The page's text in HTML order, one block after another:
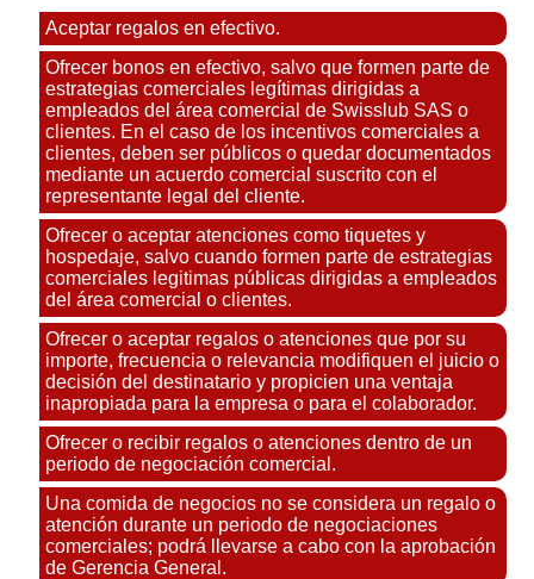
Aceptar regalos en efectivo.
Ofrecer bonos en efectivo, salvo que formen parte de
estrategias comerciales legítimas dirigidas a
empleados del área comercial de Swisslub SAS o
clientes. En el caso de los incentivos comerciales a
clientes, deben ser públicos o quedar documentados
mediante un acuerdo comercial suscrito con el
representante legal del cliente.
Ofrecer o aceptar atenciones como tiquetes y
hospedaje, salvo cuando formen parte de estrategias
comerciales legitimas públicas dirigidas a empleados
del área comercial o clientes.
Ofrecer o aceptar regalos o atenciones que por su
importe, frecuencia o relevancia modifiquen el juicio o
decisión del destinatario y propicien una ventaja
inapropiada para la empresa o para el colaborador.
Ofrecer o recibir regalos o atenciones dentro de un
periodo de negociación comercial.
Una comida de negocios no se considera un regalo o
atención durante un periodo de negociaciones
comerciales; podrá llevarse a cabo con la aprobación
de Gerencia General.